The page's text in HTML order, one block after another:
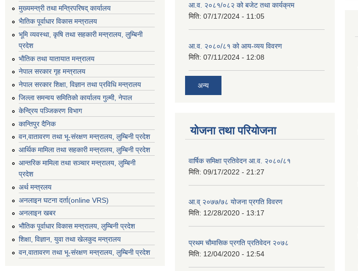
मुख्यमन्त्री तथा मन्त्रिपरिषद् कार्यालय
भैातिक पूर्वाधार विकास मन्त्रालय
भूमि व्यवस्था, कृषि तथा सहकारी मन्त्रालय, लु्म्बिनी
प्रदेश
भाैतिक तथा यातायात मन्त्रालय
नेपाल सरकार गृह मन्त्रालय
नेपाल सरकार शिक्षा, विज्ञान तथा प्रविधि मन्त्रालय
जिल्ला समन्वय समितिको कार्यालय गुल्मी, नेपाल
केन्द्रिय पञ्जिकरण विभाग
कान्तिपुर दैनिक
वन,वातावरण तथा भू-संरक्षण मन्त्रालय, लुम्बिनी प्रदेश
आर्थिक मामिला तथा सहकारी मन्त्रालय, लुम्बिनी प्रदेश
आन्तरिक मामिला तथा सञ्चार मन्त्रालय, लुम्बिनी
प्रदेश
अर्थ मन्त्रलय
अनलाइन घटना दर्ता(online VRS)
अनलाइन खबर
भौतिक पूर्वाधार विकास मन्त्रालय, लुम्बिनी प्रदेश
शिक्षा, विज्ञान, युवा तथा खेलकुद मन्‍‍त्रालय
वन,वातावरण तथा भू-संरक्षण मन्त्रालय, लुम्बिनी प्रदेश
आ.व. २०८१/०८२ को बजेट तथा कार्यक्रम
मिति: 07/17/2024 - 11:05
आ.व. २०८०/८१ को आय-व्यय विवरण
मिति: 07/11/2024 - 12:08
अन्य
योजना तथा परियोजना
वार्षिक समिक्षा प्रतिवेदन आ.व. २०८०/८१
मिति: 09/17/2022 - 21:27
आ.व् २०७७/७८ योजना प्रगति विवरण
मिति: 12/28/2020 - 13:17
प्रथम चाैमासिक प्रगति प्रतिवेदन २०७८
मिति: 12/04/2020 - 12:54